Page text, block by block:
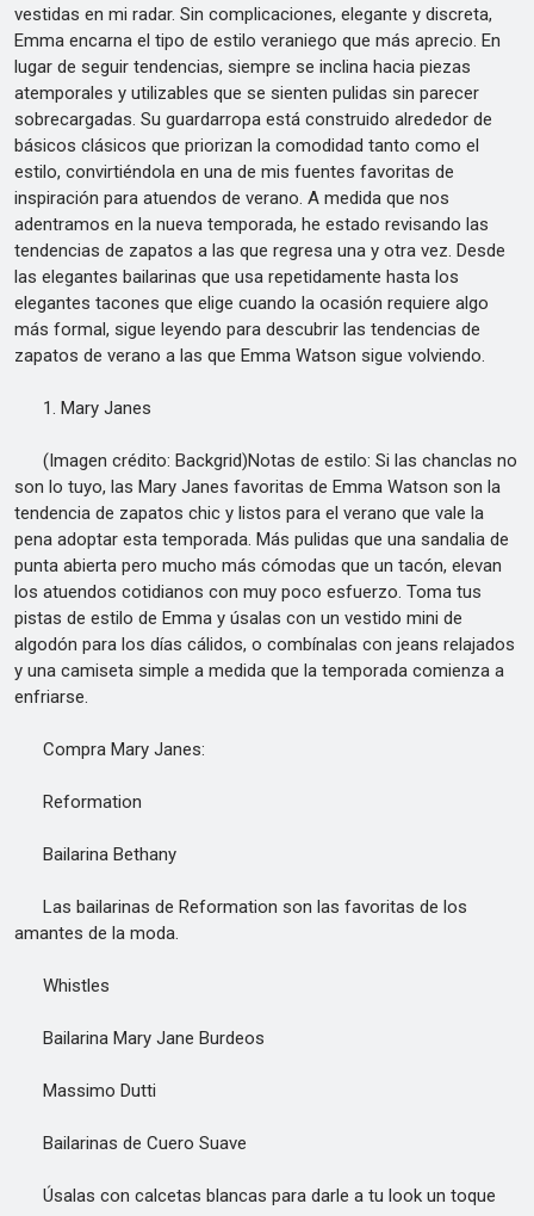
vestidas en mi radar. Sin complicaciones, elegante y discreta,
Emma encarna el tipo de estilo veraniego que más aprecio. En
lugar de seguir tendencias, siempre se inclina hacia piezas
atemporales y utilizables que se sienten pulidas sin parecer
sobrecargadas. Su guardarropa está construido alrededor de
básicos clásicos que priorizan la comodidad tanto como el
estilo, convirtiéndola en una de mis fuentes favoritas de
inspiración para atuendos de verano. A medida que nos
adentramos en la nueva temporada, he estado revisando las
tendencias de zapatos a las que regresa una y otra vez. Desde
las elegantes bailarinas que usa repetidamente hasta los
elegantes tacones que elige cuando la ocasión requiere algo
más formal, sigue leyendo para descubrir las tendencias de
zapatos de verano a las que Emma Watson sigue volviendo.
1. Mary Janes
(Imagen crédito: Backgrid)Notas de estilo: Si las chanclas no
son lo tuyo, las Mary Janes favoritas de Emma Watson son la
tendencia de zapatos chic y listos para el verano que vale la
pena adoptar esta temporada. Más pulidas que una sandalia de
punta abierta pero mucho más cómodas que un tacón, elevan
los atuendos cotidianos con muy poco esfuerzo. Toma tus
pistas de estilo de Emma y úsalas con un vestido mini de
algodón para los días cálidos, o combínalas con jeans relajados
y una camiseta simple a medida que la temporada comienza a
enfriarse.
Compra Mary Janes:
Reformation
Bailarina Bethany
Las bailarinas de Reformation son las favoritas de los
amantes de la moda.
Whistles
Bailarina Mary Jane Burdeos
Massimo Dutti
Bailarinas de Cuero Suave
Úsalas con calcetas blancas para darle a tu look un toque